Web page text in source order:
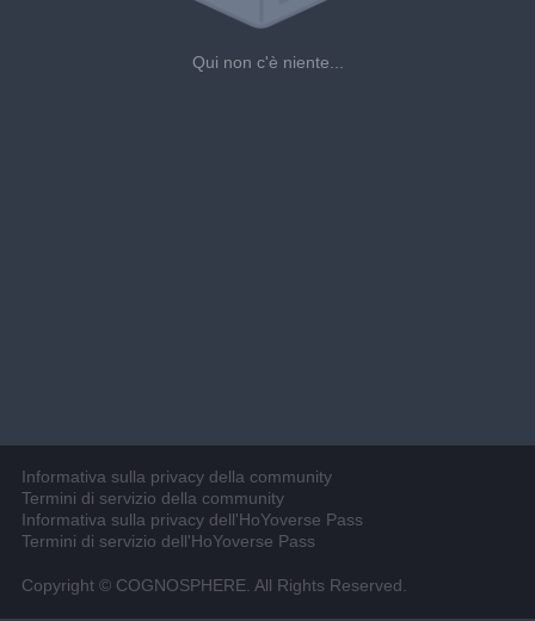
Qui non c'è niente...
Informativa sulla privacy della community
Termini di servizio della community
Informativa sulla privacy dell'HoYoverse Pass
Termini di servizio dell'HoYoverse Pass
Copyright © COGNOSPHERE. All Rights Reserved.